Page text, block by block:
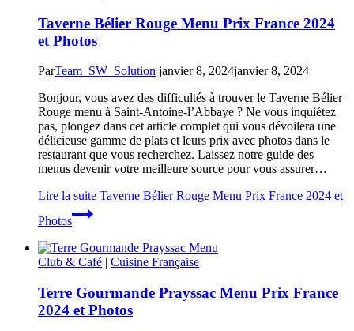
Taverne Bélier Rouge Menu Prix France 2024
et Photos
ParTeam_SW_Solution janvier 8, 2024janvier 8, 2024
Bonjour, vous avez des difficultés à trouver le Taverne Bélier
Rouge menu à Saint-Antoine-l’Abbaye ? Ne vous inquiétez
pas, plongez dans cet article complet qui vous dévoilera une
délicieuse gamme de plats et leurs prix avec photos dans le
restaurant que vous recherchez. Laissez notre guide des
menus devenir votre meilleure source pour vous assurer…
Lire la suite Taverne Bélier Rouge Menu Prix France 2024 et
Photos
Club & Café | Cuisine Française
Terre Gourmande Prayssac Menu Prix France
2024 et Photos